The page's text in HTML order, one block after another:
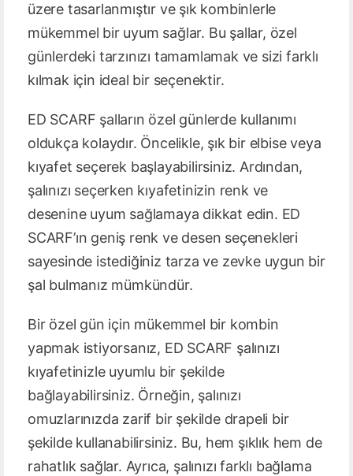
üzere tasarlanmıştır ve şık kombinlerle
mükemmel bir uyum sağlar. Bu şallar, özel
günlerdeki tarzınızı tamamlamak ve sizi farklı
kılmak için ideal bir seçenektir.
ED SCARF şalların özel günlerde kullanımı
oldukça kolaydır. Öncelikle, şık bir elbise veya
kıyafet seçerek başlayabilirsiniz. Ardından,
şalınızı seçerken kıyafetinizin renk ve
desenine uyum sağlamaya dikkat edin. ED
SCARF’ın geniş renk ve desen seçenekleri
sayesinde istediğiniz tarza ve zevke uygun bir
şal bulmanız mümkündür.
Bir özel gün için mükemmel bir kombin
yapmak istiyorsanız, ED SCARF şalınızı
kıyafetinizle uyumlu bir şekilde
bağlayabilirsiniz. Örneğin, şalınızı
omuzlarınızda zarif bir şekilde drapeli bir
şekilde kullanabilirsiniz. Bu, hem şıklık hem de
rahatlık sağlar. Ayrıca, şalınızı farklı bağlama